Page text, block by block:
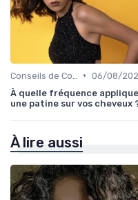
• 06/08/
À quelle fréquence
une patine sur vos cheveux
À lire aussi